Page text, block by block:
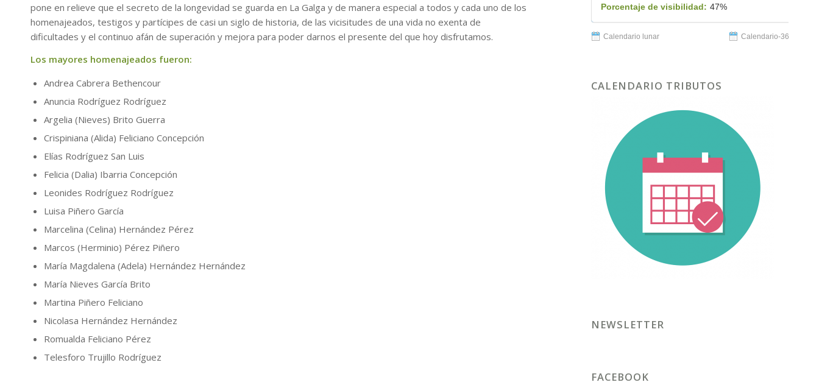
pone en relieve que el secreto de la longevidad se guarda en La Galga y de manera especial a todos y cada uno de los
homenajeados, testigos y partícipes de casi un siglo de historia, de las vicisitudes de una vida no exenta de
dificultades y el continuo afán de superación y mejora para poder darnos el presente del que hoy disfrutamos.
Los mayores homenajeados fueron:
Andrea Cabrera Bethencour
Anuncia Rodríguez Rodríguez
Argelia (Nieves) Brito Guerra
Crispiniana (Alida) Feliciano Concepción
Elías Rodríguez San Luis
Felicia (Dalia) Ibarria Concepción
Leonides Rodríguez Rodríguez
Luisa Piñero García
Marcelina (Celina) Hernández Pérez
Marcos (Herminio) Pérez Piñero
María Magdalena (Adela) Hernández Hernández
María Nieves García Brito
Martina Piñero Feliciano
Nicolasa Hernández Hernández
Romualda Feliciano Pérez
Telesforo Trujillo Rodríguez
Porcentaje de visibilidad: 47%
Calendario lunar Calendario-365.es
CALENDARIO TRIBUTOS
NEWSLETTER
FACEBOOK